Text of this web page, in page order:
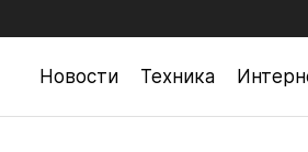
Новости Техника